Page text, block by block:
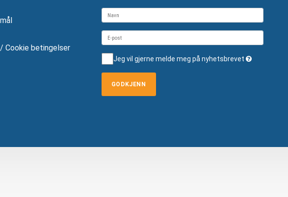
Cookie betingelser
Jeg vil gjerne melde meg på nyhetsbrevet
GODKJENN